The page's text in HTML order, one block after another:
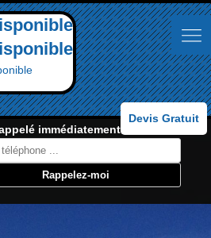
Devis Gratuit
immédiatement: